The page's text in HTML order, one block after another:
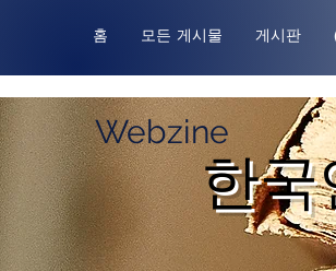
홈 모든 게시물 게시판
Webzine
한국